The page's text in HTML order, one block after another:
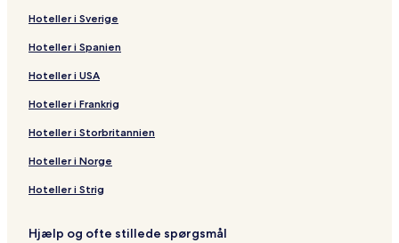
Hoteller i Sverige
Hoteller i Spanien
Hoteller i USA
Hoteller i Frankrig
Hoteller i Storbritannien
Hoteller i Norge
Hoteller i Strig
Hjælp og ofte stillede spørgsmål